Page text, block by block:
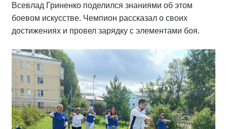
Всевлад Гриненко поделился знаниями об этом
боевом искусстве. Чемпион рассказал о своих
достижениях и провел зарядку с элементами боя.